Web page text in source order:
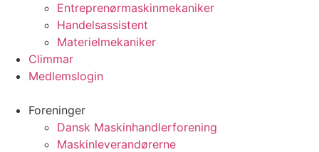
Entreprenørmaskinmekaniker
Handelsassistent
Materielmekaniker
Climmar
Medlemslogin
Foreninger
Dansk Maskinhandlerforening
Maskinleverandørerne